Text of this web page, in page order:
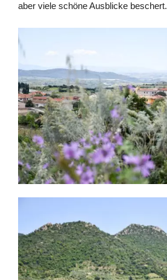
aber viele schöne Ausblicke beschert.